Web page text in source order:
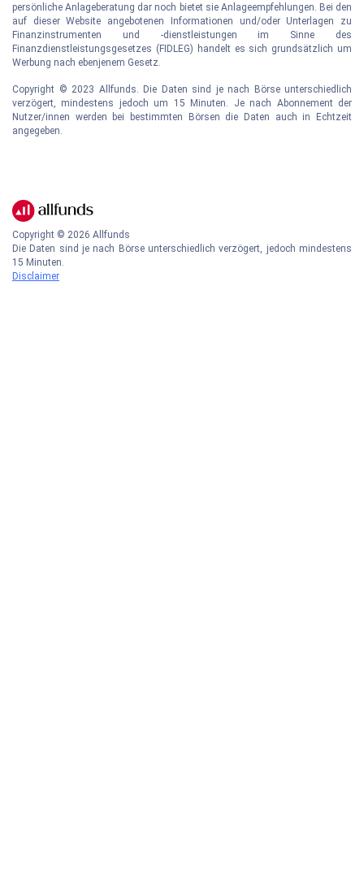
persönliche Anlageberatung dar noch bietet sie Anlageempfehlungen. Bei den
auf dieser Website angebotenen Informationen und/oder Unterlagen zu
Finanzinstrumenten und -dienstleistungen im Sinne des
Finanzdienstleistungsgesetzes (FIDLEG) handelt es sich grundsätzlich um
Werbung nach ebenjenem Gesetz.
Copyright © 2023 Allfunds. Die Daten sind je nach Börse unterschiedlich
verzögert, mindestens jedoch um 15 Minuten. Je nach Abonnement der
Nutzer/innen werden bei bestimmten Börsen die Daten auch in Echtzeit
angegeben.
Copyright © 2026 Allfunds
Die Daten sind je nach Börse unterschiedlich verzögert, jedoch mindestens
15 Minuten.
Disclaimer